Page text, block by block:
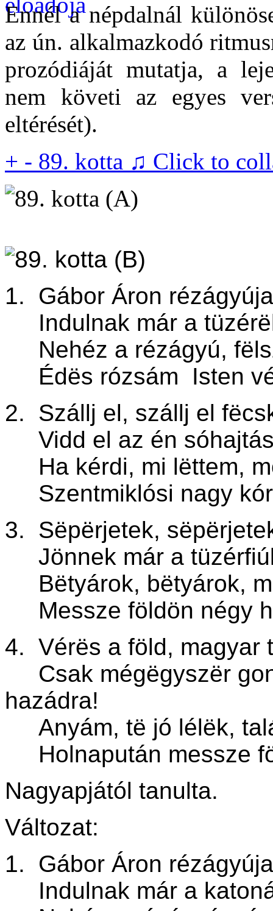
Ennél a népdalnál
az ún. alkalmazkodó
prozódiáját mutatja, a
nem követi az egyes
eltérését).
+ - 89. kotta ♫ Click to
1. Gábor Áron
Indulnak már a
Nehéz a rézágyú,
Édës rózsám Isten
2. Szállj el, szállj el f
Vidd el az én
Ha kérdi, mi lëttem,
Szentmiklósi nagy
3. Sëpërjetek,
Jönnek már a
Bëtyárok, bëtyárok,
Messze földön négy
4. Vérës a föld, magyar
Csak mégëgyszër
hazádra!
Anyám, të jó lélëk,
Holnapután messze
Nagyapjától tanulta.
Változat:
1. Gábor Áron
Indulnak már a